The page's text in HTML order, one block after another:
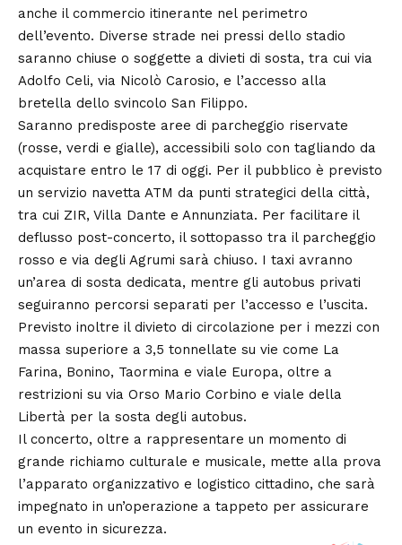
anche il commercio itinerante nel perimetro
dell’evento. Diverse strade nei pressi dello stadio
saranno chiuse o soggette a divieti di sosta, tra cui via
Adolfo Celi, via Nicolò Carosio, e l’accesso alla
bretella dello svincolo San Filippo.
Saranno predisposte aree di parcheggio riservate
(rosse, verdi e gialle), accessibili solo con tagliando da
acquistare entro le 17 di oggi. Per il pubblico è previsto
un servizio navetta ATM da punti strategici della città,
tra cui ZIR, Villa Dante e Annunziata. Per facilitare il
deflusso post-concerto, il sottopasso tra il parcheggio
rosso e via degli Agrumi sarà chiuso. I taxi avranno
un’area di sosta dedicata, mentre gli autobus privati
seguiranno percorsi separati per l’accesso e l’uscita.
Previsto inoltre il divieto di circolazione per i mezzi con
massa superiore a 3,5 tonnellate su vie come La
Farina, Bonino, Taormina e viale Europa, oltre a
restrizioni su via Orso Mario Corbino e viale della
Libertà per la sosta degli autobus.
Il concerto, oltre a rappresentare un momento di
grande richiamo culturale e musicale, mette alla prova
l’apparato organizzativo e logistico cittadino, che sarà
impegnato in un’operazione a tappeto per assicurare
un evento in sicurezza.